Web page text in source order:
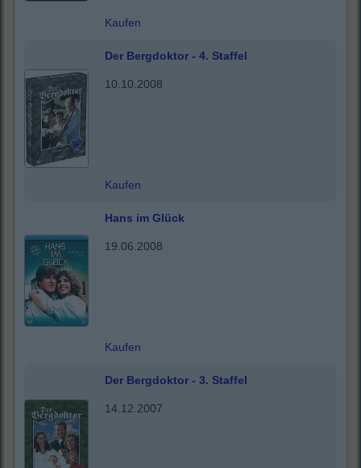
Kaufen
Der Bergdoktor - 4. Staffel
10.10.2008
Kaufen
Hans im Glück
19.06.2008
Kaufen
Der Bergdoktor - 3. Staffel
14.12.2007